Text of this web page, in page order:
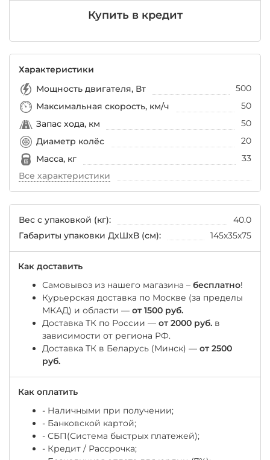
Купить в кредит
Характеристики
Мощность двигателя, Вт
500
Максимальная скорость, км/ч
50
Запас хода, км
50
Диаметр колёс
20
Масса, кг
33
Все характеристики
Вес с упаковкой (кг):
40.0
Габариты упаковки ДхШхВ (см):
145x35x75
Как доставить
Самовывоз из нашего магазина – бесплатно!
Курьерская доставка по Москве (за пределы
МКАД) и области — от 1500 руб.
Доставка ТК по России — от 2000 руб. в
зависимости от региона РФ.
Доставка ТК в Беларусь (Минск) — от 2500
руб.
Как оплатить
- Наличными при получении;
- Банковской картой;
- СБП(Система быстрых платежей);
- Кредит / Рассрочка;